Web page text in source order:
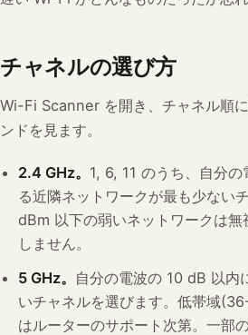
チャネルの選び方
Wi-Fi Scanner を開き、チャネル順
ンドを見ます。
2.4 GHz。 1, 6, 11 のうち、自分
る近隣ネットワークが最も少ない
dBm 以下の弱いネットワークは
しません。
5 GHz。 自分の電波の 10 dB 以内
いチャネルを選びます。低帯域
はルーターのサポート次第。一部